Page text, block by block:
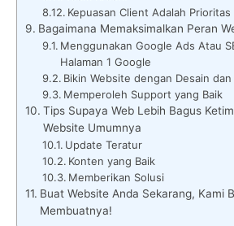
Kepuasan Client Adalah Prioritas
Bagaimana Memaksimalkan Peran
Menggunakan Google Ads Atau
Halaman 1 Google
Bikin Website dengan Desain
Memperoleh Support yang Baik
Tips Supaya Web Lebih Bagus
Website Umumnya
Update Teratur
Konten yang Baik
Memberikan Solusi
Buat Website Anda Sekarang, Kami
Membuatnya!